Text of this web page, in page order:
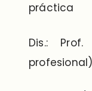
práctica
Dis.:
profesional)